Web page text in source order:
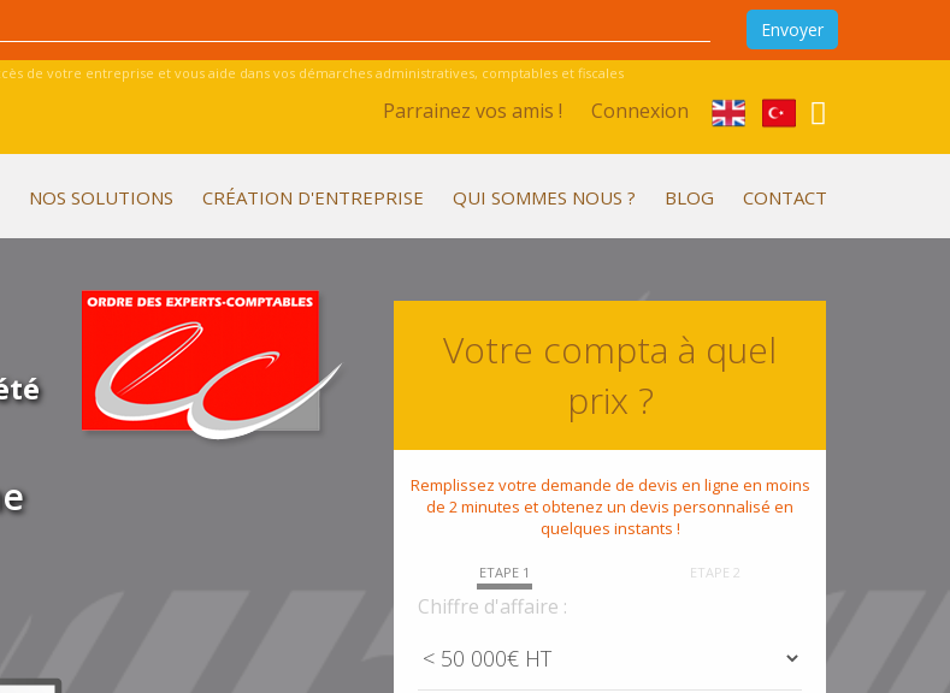
de votre entreprise et vous aide dans vos démarches administratives, comptables et fiscales
Parrainez vos amis ! Connexion
NOS SOLUTIONS CRÉATION D'ENTREPRISE QUI SOMMES NOUS ? BLOG CONTACT
Votre compta à quel
prix ?
Remplissez votre demande de devis en ligne en moins
de 2 minutes et obtenez un devis personnalisé en
quelques instants !
ETAPE 1 ETAPE 2
Chiffre d'affaire :